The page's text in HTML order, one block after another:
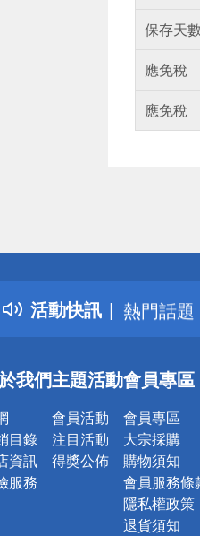
保存天數
應免稅
應免稅
活動快訊
詐騙網
得獎公告
熱門話題
銀行優惠
詐騙網
我們
目錄
資訊
服務
主題活動
會員活動
注目活動
得獎公佈
會員專區
會員專區
大宗採購
購物須知
會員服務條
隱私權政策
退貨須知